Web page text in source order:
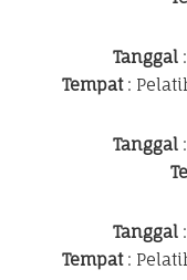
Tanggal
Tempat:
Tanggal:
Tanggal:
Tempat: